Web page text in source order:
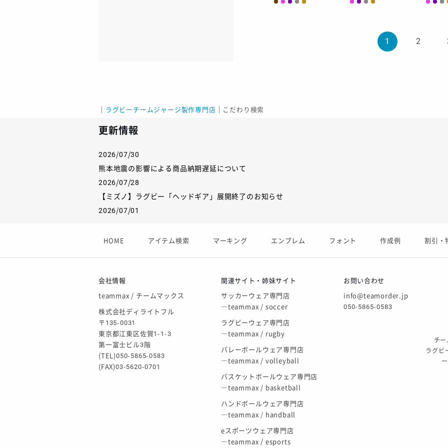
1 2
ラグビーチームジャージ製作専門店 こだわり検索
更新情報
2026/07/30
熊本地震の影響による商品納期遅延について
2026/07/28
【ミズノ】ラグビー「ヘッドギア」展開終了のお知らせ
2026/07/01
2026/06/09
ゴールデンウィーク休業のお知らせ
HOME アイテム検索 マーキング エンブレム フォント 作成例 割引・
会社情報
teammax / チームマックス
株式会社ディライトフル
〒135-0031
東京都江東区佐賀1-1-3
第一富士ビル3階
(TEL)050-5865-0583
(FAX)03-5620-0701
関連サイト・姉妹サイト
サッカーウェア専門店
―teammax / soccer
ラグビーウェア専門店
―teammax / rugby
バレーボールウェア専門店
―teammax / volleyball
バスケットボールウェア専門店
―teammax / basketball
ハンドボールウェア専門店
―teammax / handball
eスポーツウェア専門店
―teammax / esports
お問い合わせ
info@teamorder.jp
050-5865-0583
チ
ラグビ